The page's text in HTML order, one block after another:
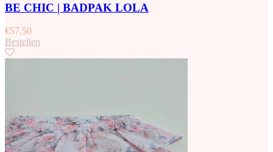
BE CHIC | BADPAK LOLA
€57,50
Bestellen